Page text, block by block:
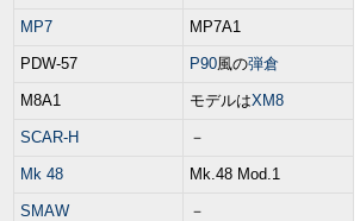
MP7 MP7A1
PDW-57 P90風の弾倉
M8A1 モデルはXM8
SCAR-H －
Mk 48 Mk.48 Mod.1
SMAW －